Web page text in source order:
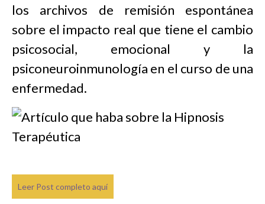
los archivos de remisión espontánea
sobre el impacto real que tiene el cambio
psicosocial, emocional y la
psiconeuroinmunología en el curso de una
enfermedad.
Leer Post completo aquí